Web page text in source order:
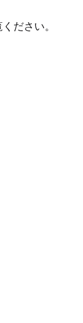
ださい。